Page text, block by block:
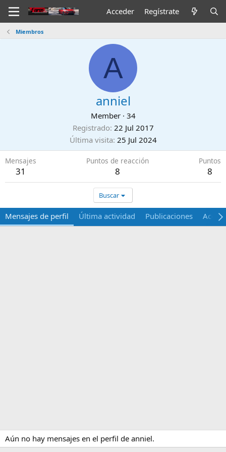
Acceder Regístrate
Miembros
A
anniel
Member · 34
Registrado 22 Jul 2017
Última visita 25 Jul 2024
Mensajes
31
Puntos de reacción
8
Puntos
8
Buscar
Mensajes de perfil Última actividad Publicaciones Acerca
Aún no hay mensajes en el perfil de anniel.